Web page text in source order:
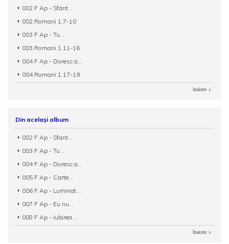
002 F Ap - Sfant...
002.Romani 1.7-10
003 F Ap - Tu...
003.Romani 1.11-16
004 F Ap - Doresc a...
004.Romani 1.17-19
Inainte
Din același album
002 F Ap - Sfant...
003 F Ap - Tu...
004 F Ap - Doresc a...
005 F Ap - Carte...
006 F Ap - Luminat...
007 F Ap - Eu nu...
008 F Ap - Iubirea...
Inainte